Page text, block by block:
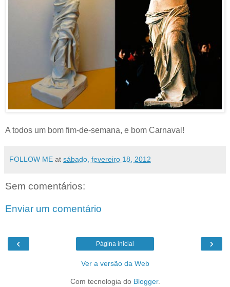
A todos um bom fim-de-semana, e bom Carnaval!
FOLLOW ME at sábado, fevereiro 18, 2012
Sem comentários:
Enviar um comentário
‹ ›
Página inicial
Ver a versão da Web
Com tecnologia do Blogger.